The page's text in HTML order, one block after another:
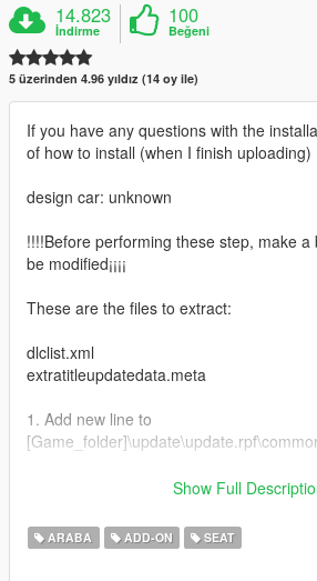
14.823
İndirme
100
Beğeni
5 üzerinden 4.96 yıldız (14 oy ile)
If you have any questions with the
of how to install (when I finish uploading)
design car: unknown
!!!!Before performing these step, make a
be modified¡¡¡¡
These are the files to extract:
dlclist.xml
extratitleupdatedata.meta
1. Add new line to
dlcpacks:\seatleon\
Show Full
ARABA ADD-ON SEAT